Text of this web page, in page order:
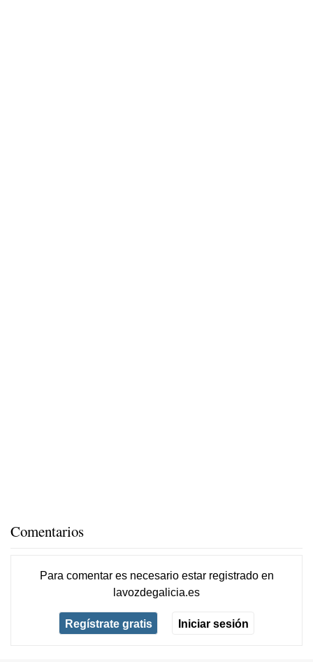
Comentarios
Para comentar es necesario estar registradoen
lavozdegalicia.es
Regístrate gratis Iniciar sesión